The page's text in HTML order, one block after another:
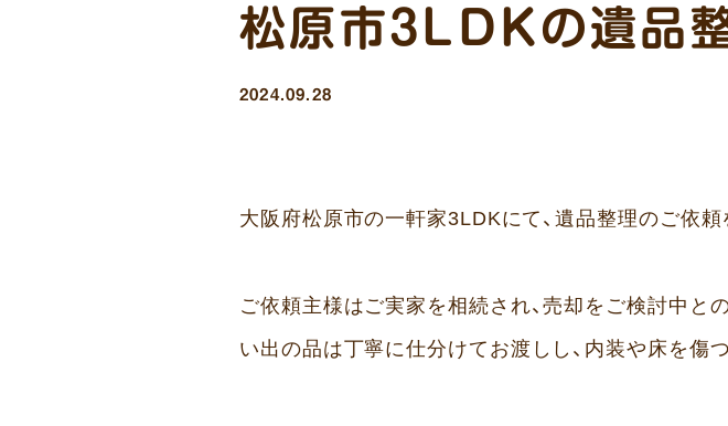
松原市3LDKの遺品
2024.09.28
大阪府松原市の一軒家3LDKにて、遺品整理のご依頼
ご依頼主様はご実家を相続され、売却をご検討中と
い出の品は丁寧に仕分けてお渡しし、内装や床を傷